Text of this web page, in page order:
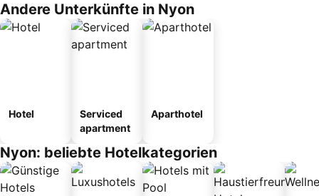
Andere Unterkünfte in Nyon
Hotel
Serviced
apartment
Aparthotel
Nyon: beliebte Hotelkategorien